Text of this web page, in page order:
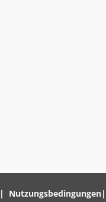
Nutzungsbedingungen